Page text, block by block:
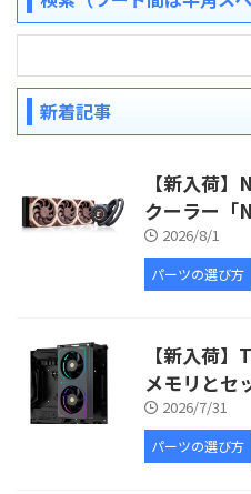
新着記事
【新入荷
クーラー「
2026/8/1
パーツの選び方
【新入荷
メモリとセ
2026/7/31
パーツの選び方